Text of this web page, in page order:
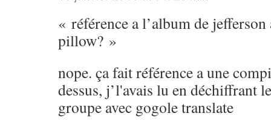
« référence a l’album de
pillow? »
nope. ça fait référence a une
dessus, j’l'avais lu en déchiffrant
groupe avec gogole translate